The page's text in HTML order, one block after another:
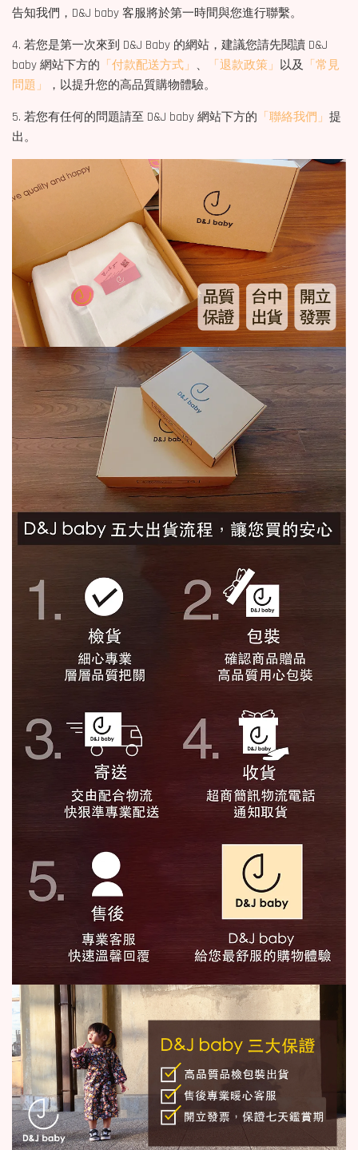
告知我們，D&J baby 客服將於第一時間與您進行聯繫。
4. 若您是第一次來到 D&J Baby 的網站，建議您請先閱讀 D&J
baby 網站下方的 「付款配送方式」 、 「退款政策」 以及 「常見
問題」
，以提升您的高品質購物體驗。
5. 若您有任何的問題請至 D&J baby 網站下方的 「聯絡我們」 提
出。